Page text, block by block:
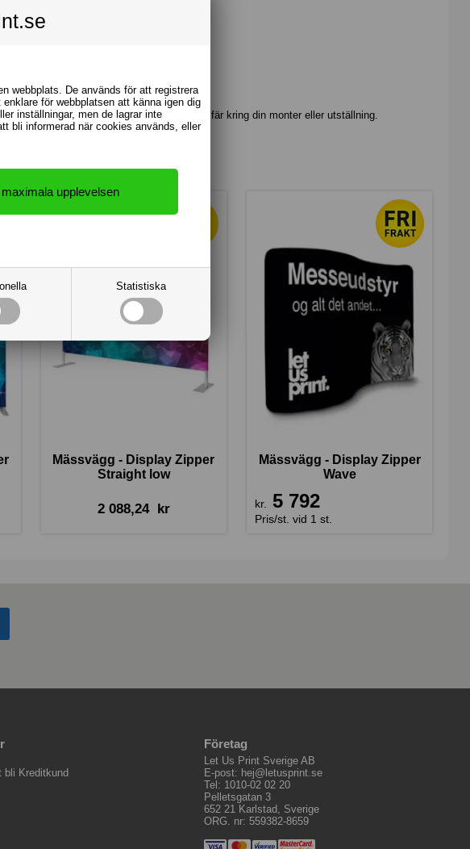
webbplats. De används för att registrera
för webbplatsen att känna igen dig
inställningar, men de lagrar inte
bli informerad när cookies används, eller
Statistiska
budskap och skapar en professionell atmosfär kring din monter eller utställning.
Mässvägg - Display Zipper
Straight low
2 088,24kr
Mässvägg - Display Zipper
Wave
kr. 5 792
Pris/st. vid 1 st.
bli Kreditkund
Företag
Let Us Print Sverige AB
E-post: hej@letusprint.se
Tel: 1010-02 02 20
Pelletsgatan 3
652 21 Karlstad, Sverige
ORG. nr: 559382-8659